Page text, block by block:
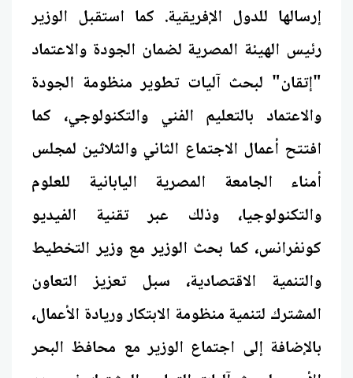
إرسالها للدول الإفريقية. كما استقبل الوزير
رئيس الهيئة المصرية لضمان الجودة والاعتماد
"إتقان" لبحث آليات تطوير منظومة الجودة
والاعتماد بالتعليم الفني والتكنولوجي، كما
افتتح أعمال الاجتماع الثاني والثلاثين لمجلس
أمناء الجامعة المصرية اليابانية للعلوم
والتكنولوجيا، وذلك عبر تقنية الفيديو
كونفرانس، كما بحث الوزير مع وزير التخطيط
والتنمية الاقتصادية، سبل تعزيز التعاون
المشترك لتنمية منظومة الابتكار وريادة الأعمال،
بالإضافة إلى اجتماع الوزير مع محافظ البحر